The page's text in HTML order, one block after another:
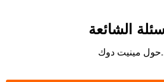
الشائعة
مينيت دوك